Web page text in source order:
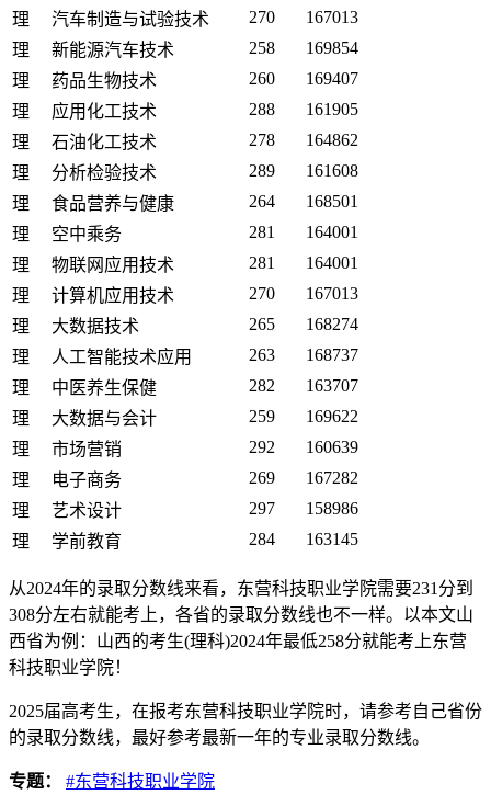
理
汽车制造与试验技术 270
167013
理
新能源汽车技术 258
169854
理
药品生物技术 260
169407
理
应用化工技术 288
161905
理
石油化工技术 278
164862
理
分析检验技术 289
161608
理
食品营养与健康 264
168501
理
空中乘务 281
164001
理
物联网应用技术 281
164001
理
计算机应用技术 270
167013
理
大数据技术 265
168274
理
人工智能技术应用 263
168737
理
中医养生保健 282
163707
理
大数据与会计 259
169622
理
市场营销 292
160639
理
电子商务 269
167282
理
艺术设计 297
158986
理
学前教育 284 163145
从2024年的录取分数线来看，东营科技职业学院需要231分到
308分左右就能考上，各省的录取分数线也不一样。以本文山
西省为例：山西的考生(理科)2024年最低258分就能考上东营
科技职业学院！
2025届高考生，在报考东营科技职业学院时，请参考自己省份
的录取分数线，最好参考最新一年的专业录取分数线。
专题： #东营科技职业学院